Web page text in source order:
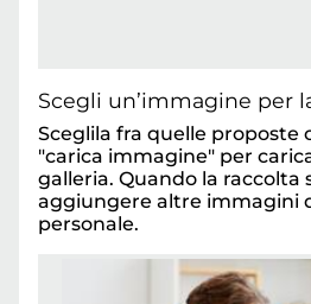
Scegli un’immagine per
Sceglila fra quelle proposte
"carica immagine" per
galleria. Quando la raccolta
aggiungere altre immagini
personale.